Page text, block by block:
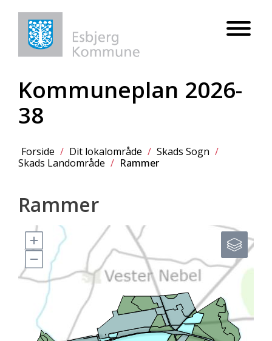
Kommuneplan 2026-
38
Forside / Dit lokalområde / Skads Sogn /
Skads Landområde / Rammer
Rammer